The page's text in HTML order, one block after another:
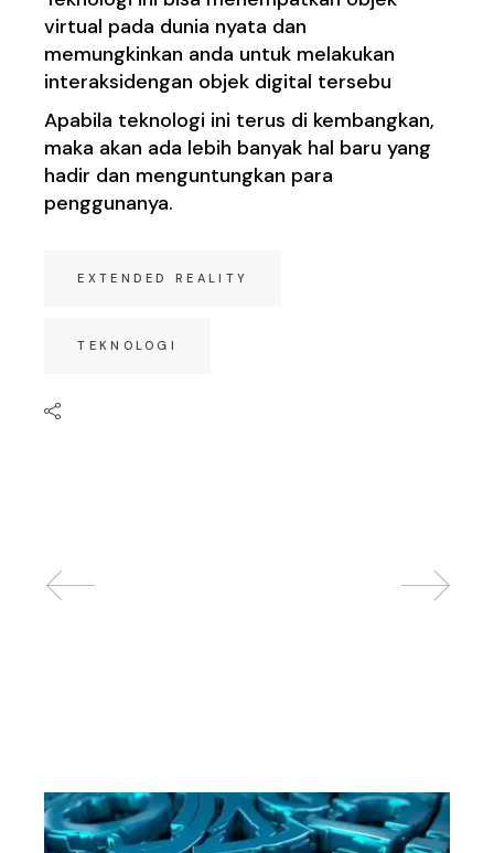
virtual pada dunia nyata dan
memungkinkan anda untuk melakukan
interaksidengan objek digital tersebu
Apabila teknologi ini terus di kembangkan,
maka akan ada lebih banyak hal baru yang
hadir dan menguntungkan para
penggunanya.
EXTENDED REALITY
TEKNOLOGI